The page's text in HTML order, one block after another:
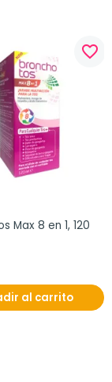
favorite_border
Max 8 en 1, 120
al carrito